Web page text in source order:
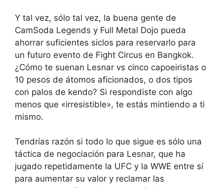
Y tal vez, sólo tal vez, la buena gente de
CamSoda Legends y Full Metal Dojo pueda
ahorrar suficientes siclos para reservarlo para
un futuro evento de Fight Circus en Bangkok.
¿Cómo te suenan Lesnar vs cinco capoeiristas o
10 pesos de átomos aficionados, o dos tipos
con palos de kendo? Si respondiste con algo
menos que «irresistible», te estás mintiendo a ti
mismo.
Tendrías razón si todo lo que sigue es sólo una
táctica de negociación para Lesnar, que ha
jugado repetidamente la UFC y la WWE entre sí
para aumentar su valor y reclamar las